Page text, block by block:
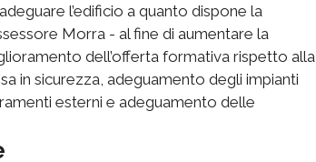
l’edificio a quanto dispone la
Morra - al fine di aumentare la
dell’offerta formativa rispetto alla
in sicurezza, adeguamento degli impianti
esterni e adeguamento delle